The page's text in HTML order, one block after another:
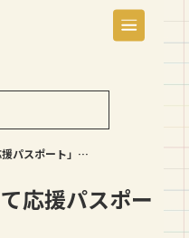
県内の遊び場や「子育て応援パスポート」の情報を知るなら 『やまがた子育て応援サイト』
応援パスポー